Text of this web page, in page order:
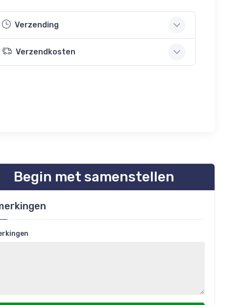
Verzending
Verzendkosten
Begin met samenstellen